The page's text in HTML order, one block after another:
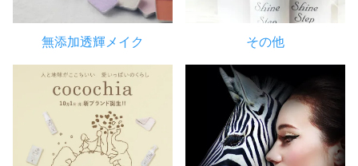
無添加透輝メイク その他